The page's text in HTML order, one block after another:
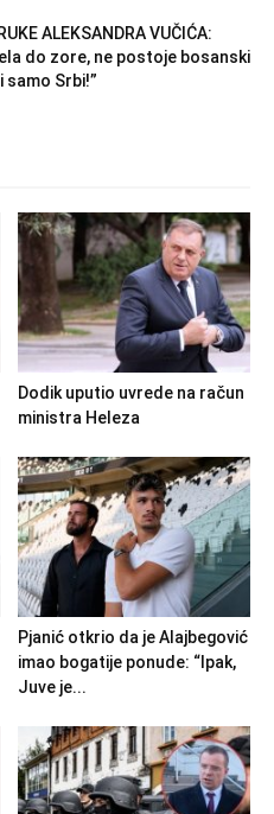
ALEKSANDRA VUČIĆA:
do zore, ne postoje bosanski
samo Srbi!”
Dodik uputio uvrede na račun
ministra Heleza
Pjanić otkrio da je Alajbegović
imao bogatije ponude: “Ipak,
Juve je...